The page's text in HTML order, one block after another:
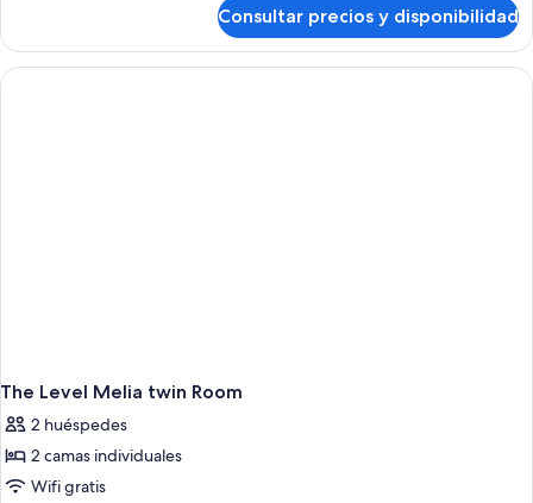
Twin
Room
Consultar precios y disponibilidad
The Level Melia twin Room
2 huéspedes
2 camas individuales
Wifi gratis